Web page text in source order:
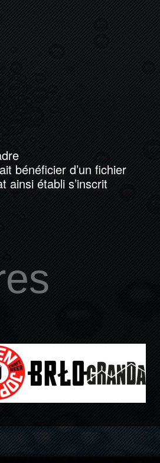
bénéficier d’un fichier
ainsi établi s’inscrit